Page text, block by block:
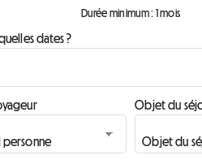
Durée minimum : 1 mois
dates ?
Objet du